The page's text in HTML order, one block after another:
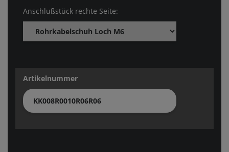
Anschlußstück rechte Seite:
Artikelnummer